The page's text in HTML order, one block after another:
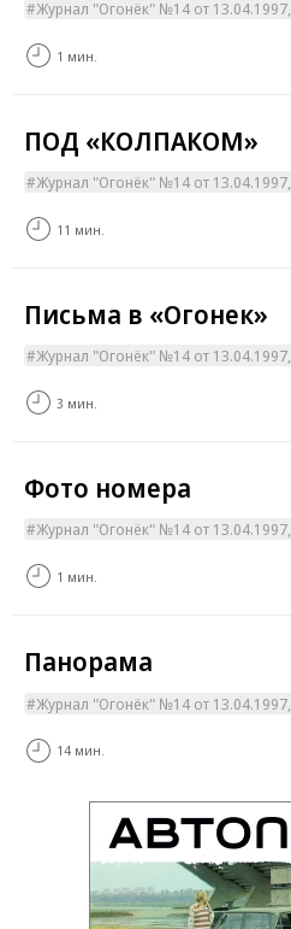
Журнал "Огонёк" №14 от 13.04.1997,
1 мин.
ПОД «КОЛПАКОМ»
Журнал "Огонёк" №14 от 13.04.1997,
11 мин.
Письма в «Огонек»
Журнал "Огонёк" №14 от 13.04.1997,
3 мин.
Фото номера
Журнал "Огонёк" №14 от 13.04.1997,
1 мин.
Панорама
Журнал "Огонёк" №14 от 13.04.1997,
14 мин.